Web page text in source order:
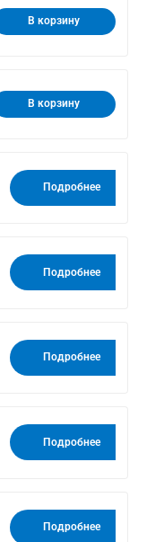
В корзину
В корзину
Подробнее
Подробнее
Подробнее
Подробнее
Подробнее